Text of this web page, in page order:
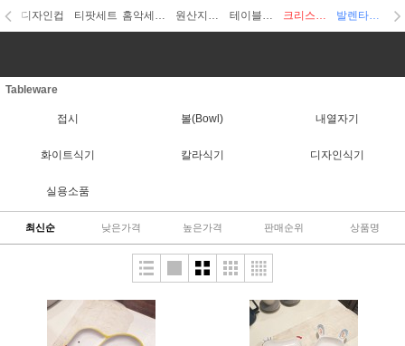
디자인컵 티팟세트 홈악세사리 원산지디자인 테이블웨어 크리스마스 발렌타인데이
Tableware
접시 볼(Bowl) 내열자기
화이트식기 칼라식기 디자인식기
실용소품
최신순 낮은가격 높은가격 판매순위 상품명